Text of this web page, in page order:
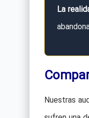
La
Nuestras